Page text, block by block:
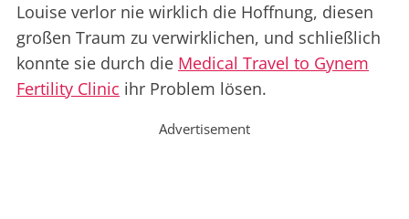
Louise verlor nie wirklich die Hoffnung, diesen
großen Traum zu verwirklichen, und schließlich
konnte sie durch die Medical Travel to Gynem
Fertility Clinic ihr Problem lösen.
Advertisement